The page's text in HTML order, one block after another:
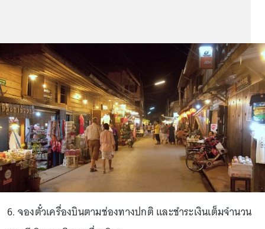
6. จองตั๋วเครื่องบินตามช่องทางปกติ และชำระเงินเต็มจำนวน